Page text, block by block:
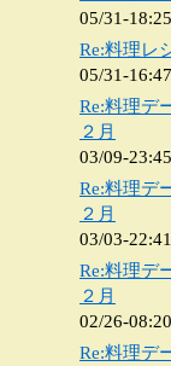
05/31-
Re:料理レ
05/31-
Re:料理デ
２月
03/09-
Re:料理デ
２月
03/03-
Re:料理デ
２月
02/26-
Re:料理デ